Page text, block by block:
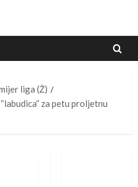
liga (Ž)
za petu proljetnu